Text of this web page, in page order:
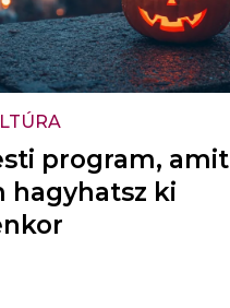
program, amit
hagyhatsz ki